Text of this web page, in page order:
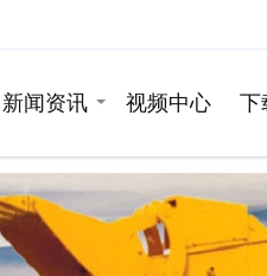
新闻资讯 视频中心 下